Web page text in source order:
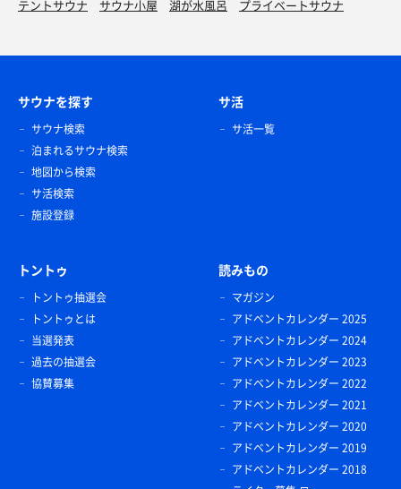
テントサウナ
サウナ小屋 湖が水風呂 プライベートサウナ
サウナを探す
サウナ検索
泊まれるサウナ検索
地図から検索
サ活検索
施設登録
サ活
サ活一覧
トントゥ
トントゥ抽選会
トントゥとは
当選発表
過去の抽選会
協賛募集
読みもの
マガジン
アドベントカレンダー 2025
アドベントカレンダー 2024
アドベントカレンダー 2023
アドベントカレンダー 2022
アドベントカレンダー 2021
アドベントカレンダー 2020
アドベントカレンダー 2019
アドベントカレンダー 2018